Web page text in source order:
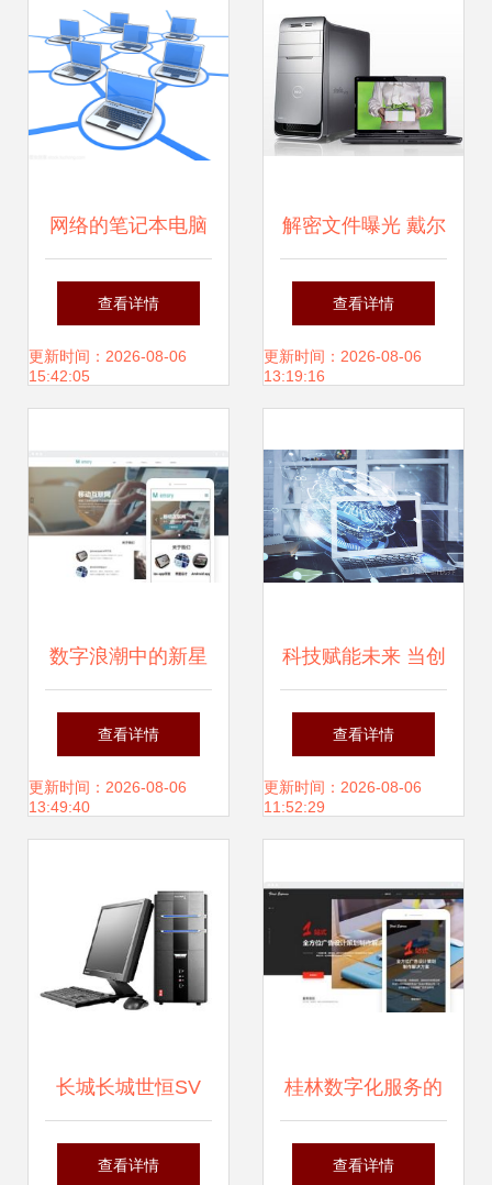
网络的笔记本电脑
网络科技与计算机
的交融创新
查看详情
更新时间：2026-08-06
15:42:05
解密文件曝光 戴尔
2年内售出118万台
问题电脑，网络科
陷信任危机
查看详情
更新时间：2026-08-06
13:19:16
数字浪潮中的新星
桂林亿星网络行
查看详情
更新时间：2026-08-06
13:49:40
科技赋能未来 当创
意合成撞上数字办
公新时代
查看详情
更新时间：2026-08-06
11:52:29
长城长城世恒SV
SK7400E台式机
查看详情
桂林数字化服务的
专业之选 亿星网络
查看详情